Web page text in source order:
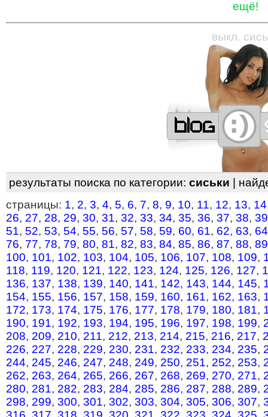
ещё!
—————————————————
выкл.
результаты поиска по категории: сиськи |
страницы: 1, 2, 3, 4, 5, 6, 7, 8, 9, 10, 11, 12, 13, 14
26, 27, 28, 29, 30, 31, 32, 33, 34, 35, 36, 37, 38, 39
51, 52, 53, 54, 55, 56, 57, 58, 59, 60, 61, 62, 63, 64
76, 77, 78, 79, 80, 81, 82, 83, 84, 85, 86, 87, 88, 89
100, 101, 102, 103, 104, 105, 106, 107, 108, 109,
118, 119, 120, 121, 122, 123, 124, 125, 126, 127,
136, 137, 138, 139, 140, 141, 142, 143, 144, 145,
154, 155, 156, 157, 158, 159, 160, 161, 162, 163,
172, 173, 174, 175, 176, 177, 178, 179, 180, 181,
190, 191, 192, 193, 194, 195, 196, 197, 198, 199,
208, 209, 210, 211, 212, 213, 214, 215, 216, 217,
226, 227, 228, 229, 230, 231, 232, 233, 234, 235,
244, 245, 246, 247, 248, 249, 250, 251, 252, 253,
262, 263, 264, 265, 266, 267, 268, 269, 270, 271,
280, 281, 282, 283, 284, 285, 286, 287, 288, 289,
298, 299, 300, 301, 302, 303, 304, 305, 306, 307,